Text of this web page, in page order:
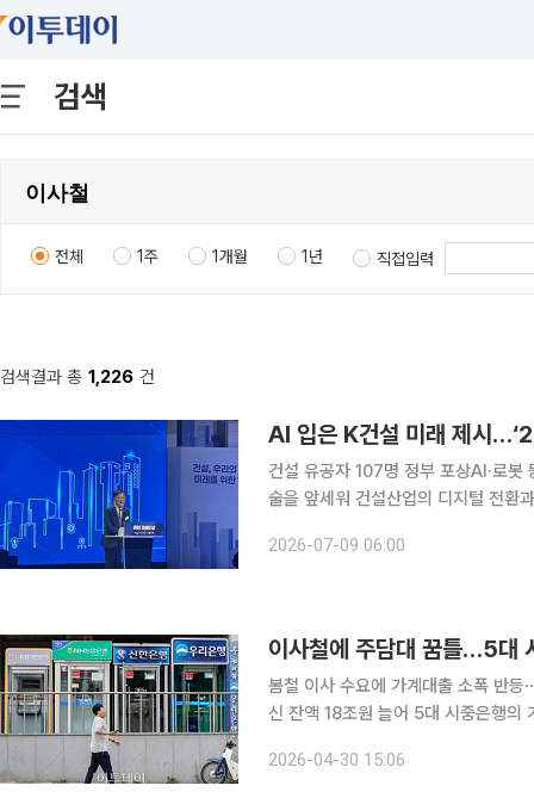
검색
전체 1주 1개월 1년 직접입력
검색결과 총 1,226 건
AI 입은 K건설 미래 제시
건설 유공자 107명 정부 포상AI·로봇 등 스마트 건설기술
술을 앞세워 건설산업의 디지털 전환과 미래 경쟁력
36회를 맞는 건설의 날은 건설인의
2026-07-09 06:00
이사철에 주담대 꿈틀…5대
봄철 이사 수요에 가계대출 소폭 반
신 잔액 18조원 늘어 5대 시중은행의 가계대출이 이달 들어 다시 증가세로 전환했다. 정부의 가계대
예금 자금도 함께 증가하며 은행권 유
2026-04-30 15:06